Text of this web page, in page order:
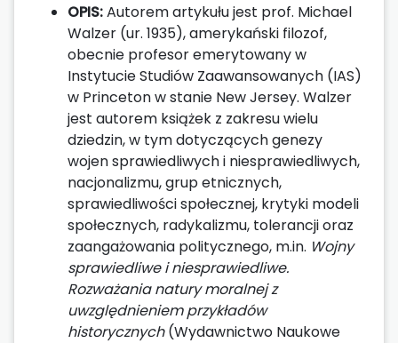
OPIS:Autorem artykułu jest prof. Michael
Walzer (ur. 1935), amerykański filozof,
obecnie profesor emerytowany w
Instytucie Studiów Zaawansowanych (IAS)
w Princeton w stanie New Jersey. Walzer
jest autorem książek z zakresu wielu
dziedzin, w tym dotyczących genezy
wojen sprawiedliwych i niesprawiedliwych,
nacjonalizmu, grup etnicznych,
sprawiedliwości społecznej, krytyki modeli
społecznych, radykalizmu, tolerancji oraz
zaangażowania politycznego, m.in. Wojny
sprawiedliwe i niesprawiedliwe.
Rozważania natury moralnej z
uwzględnieniem przykładów
historycznych(Wydawnictwo Naukowe